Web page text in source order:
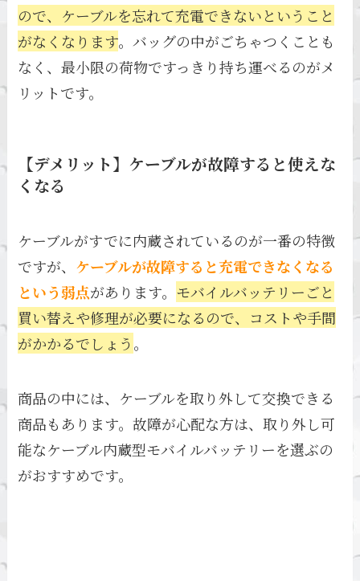
ので、ケーブルを忘れて充電できないということ
がなくなります。バッグの中がごちゃつくことも
なく、最小限の荷物ですっきり持ち運べるのがメ
リットです。
【デメリット】ケーブルが故障すると使えな
くなる
ケーブルがすでに内蔵されているのが一番の特徴
ですが、 ケーブルが故障すると充電できなくなる
という弱点があります。 モバイルバッテリーごと
買い替えや修理が必要になるので、コストや手間
がかかるでしょう。
商品の中には、ケーブルを取り外して交換できる
商品もあります。故障が心配な方は、取り外し可
能なケーブル内蔵型モバイルバッテリーを選ぶの
がおすすめです。